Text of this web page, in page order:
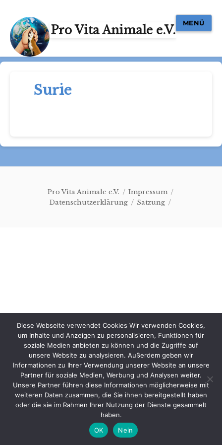
Pro Vita Animale e.V.
MENÜ
Surie
Pro Vita Animale e.V.
Impressum
Datenschutzerklärung
Satzung
Diese Webseite verwendet Cookies Wir verwenden Cookies,
um Inhalte und Anzeigen zu personalisieren, Funktionen für
soziale Medien anbieten zu können und die Zugriffe auf
unsere Website zu analysieren. Außerdem geben wir
Informationen zu Ihrer Verwendung unserer Website an unsere
Partner für soziale Medien, Werbung und Analysen weiter.
Unsere Partner führen diese Informationen möglicherweise mit
weiteren Daten zusammen, die Sie ihnen bereitgestellt haben
oder die sie im Rahmen Ihrer Nutzung der Dienste gesammelt
haben.
OK
Nein